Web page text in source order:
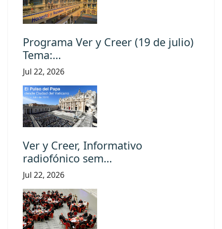
Programa Ver y Creer (19 de julio)
Tema:…
Jul 22, 2026
Ver y Creer, Informativo
radiofónico sem…
Jul 22, 2026